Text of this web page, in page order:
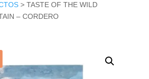
> TASTE OF THE WILD
– CORDERO